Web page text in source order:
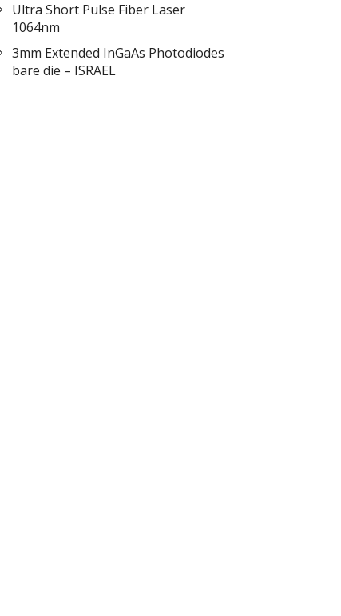
Ultra Short Pulse Fiber Laser
1064nm
3mm Extended InGaAs Photodiodes
bare die – ISRAEL